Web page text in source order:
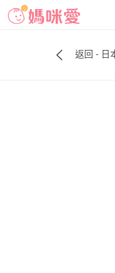
返回 - 日